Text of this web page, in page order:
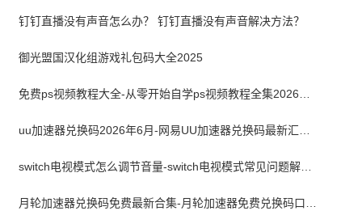
钉钉直播没有声音怎么办？ 钉钉直播没有声音解决方法？
御光盟国汉化组游戏礼包码大全2025
switch电视模式怎么调节音量-switch电视模式常见问题解决方案